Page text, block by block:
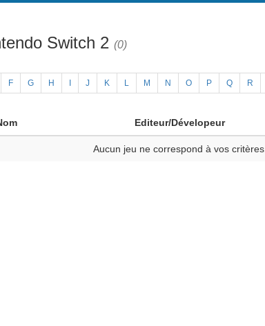
Switch 2 (0)
F G H J K L M N O P Q R
Editeur/Dévelopeur
Aucun jeu ne correspond à vos critères.